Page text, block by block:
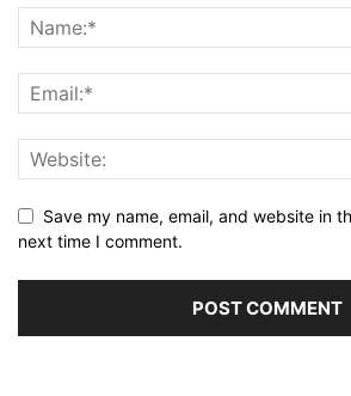
Save my name, email, and website in
next time I comment.